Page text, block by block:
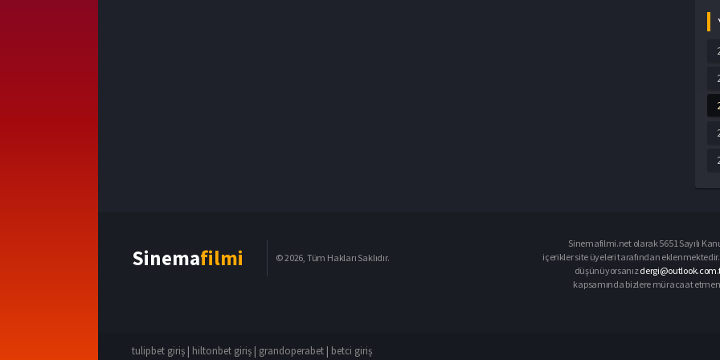
Sinemafilmi © 2026, Tüm Hakları Saklıdır.
Sinemafilmi.net olarak 5651 Sayılı
içerikler site üyeleri tarafından
düşünüyorsanız
kapsamında bizlere müracaat
tulipbet giriş | hiltonbet giriş | grandoperabet | betci giriş